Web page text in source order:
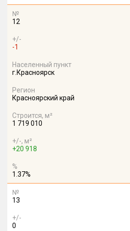
№
12
+/-
-1
Населенный пункт
г.Красноярск
Регион
Красноярский край
Строится, м²
1 719 010
+/-, м²
+20 918
%
1.37%
№
13
+/-
0